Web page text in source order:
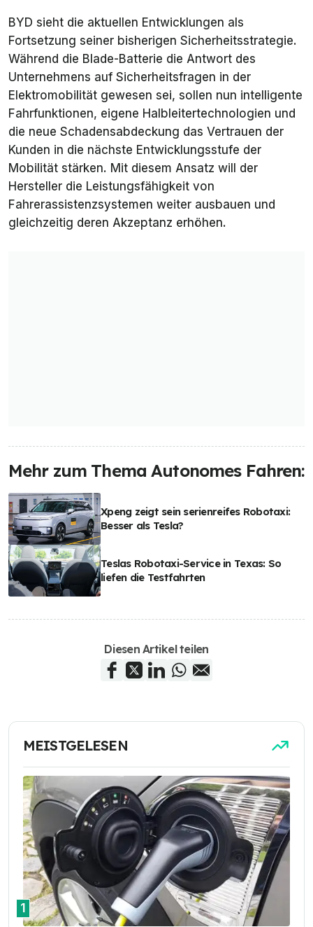
BYD sieht die aktuellen Entwicklungen als
Fortsetzung seiner bisherigen Sicherheitsstrategie.
Während die Blade-Batterie die Antwort des
Unternehmens auf Sicherheitsfragen in der
Elektromobilität gewesen sei, sollen nun intelligente
Fahrfunktionen, eigene Halbleitertechnologien und
die neue Schadensabdeckung das Vertrauen der
Kunden in die nächste Entwicklungsstufe der
Mobilität stärken. Mit diesem Ansatz will der
Hersteller die Leistungsfähigkeit von
Fahrerassistenzsystemen weiter ausbauen und
gleichzeitig deren Akzeptanz erhöhen.
Mehr zum Thema Autonomes Fahren:
Xpeng zeigt sein serienreifes Robotaxi:
Besser als Tesla?
Teslas Robotaxi-Service in Texas: So
liefen die Testfahrten
Diesen Artikel teilen
MEISTGELESEN
1